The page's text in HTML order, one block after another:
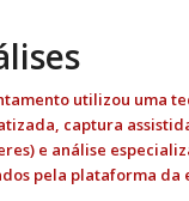
utilizou uma
captura
e análise
pela plataforma da